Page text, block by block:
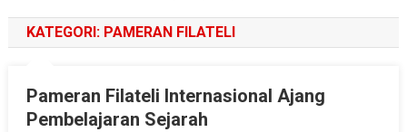
KATEGORI: PAMERAN FILATELI
Pameran Filateli Internasional Ajang
Pembelajaran Sejarah